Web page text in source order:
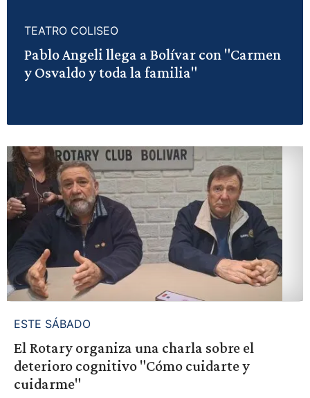
TEATRO COLISEO
Pablo Angeli llega a Bolívar con "Carmen
y Osvaldo y toda la familia"
ESTE SÁBADO
El Rotary organiza una charla sobre el
deterioro cognitivo "Cómo cuidarte y
cuidarme"